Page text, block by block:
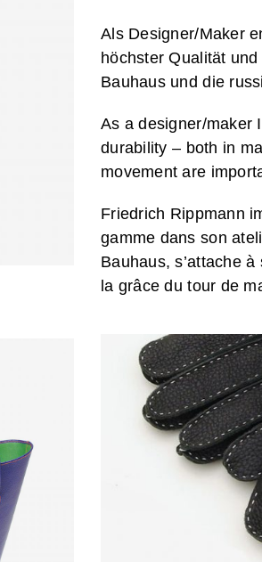
Als Designer/Maker
höchster Qualität
Bauhaus und die
As a designer/maker
durability – both in
movement are
Friedrich Rippmann
gamme dans son
Bauhaus, s’attache
la grâce du tour de